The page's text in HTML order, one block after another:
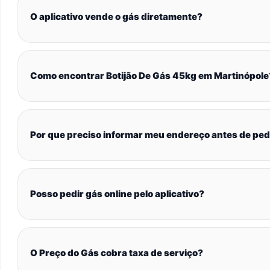
O aplicativo vende o gás diretamente?
Como encontrar Botijão De Gás 45kg em
Por que preciso informar meu endereço antes de
Posso pedir gás online pelo aplicativo?
O Preço do Gás cobra taxa de serviço?